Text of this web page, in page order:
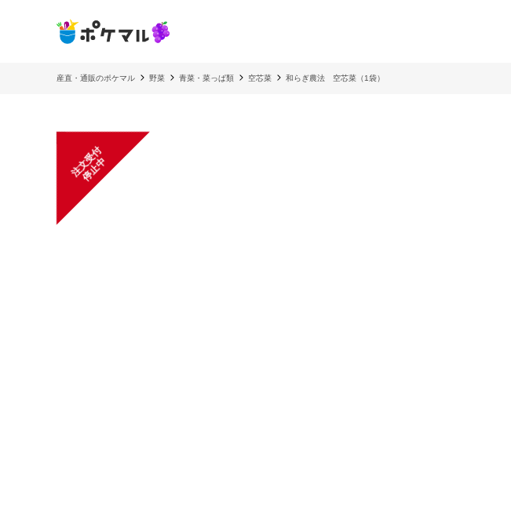
産直・通販のポケマル 野菜 青菜・菜っぱ類 空芯菜 和らぎ農法 空芯菜（1袋）
注
文
受
付
停
止
中